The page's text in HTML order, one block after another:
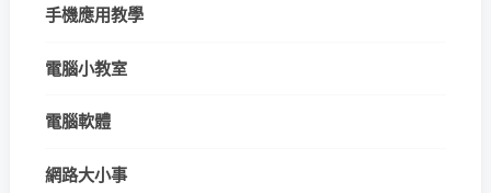
手機應用教學
電腦小教室
電腦軟體
網路大小事